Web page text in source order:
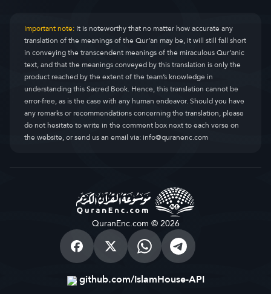
Important note:It is noteworthy that no matter how accurate any
translation of the meanings of the Qur’an may be, it will still fall short
in conveying the transcendent meanings of the miraculous Qur’anic
text, and that the meanings conveyed by this translation is only the
product reached by the extent of the team’s knowledge in
understanding this Sacred Book. Hence, this translation cannot be
error-free, as is the case with any human endeavor. Should you have
any remarks or recommendations concerning the translation, please
do not hesitate to write in the comment box next to each verse on
the website, or send us an email via:info@quranenc.com
QuranEnc.com © 2026
github.com/IslamHouse-API